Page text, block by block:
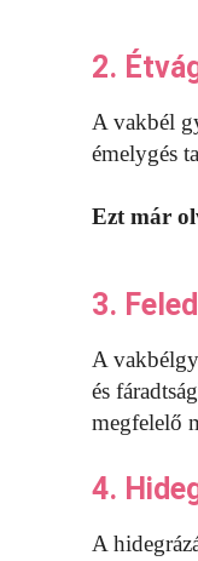
2.
A vakbél
émelygés
Ezt már
3.
A
és
megfelelő
4.
A